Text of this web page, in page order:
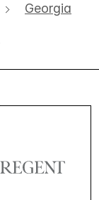
Georgia